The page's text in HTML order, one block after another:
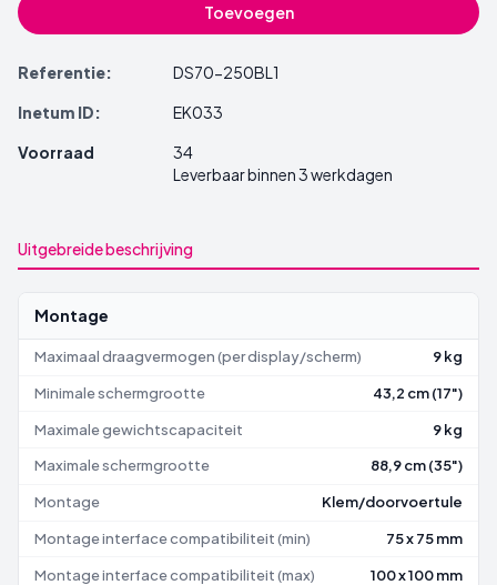
Toevoegen
Referentie:
DS70-250BL1
Inetum ID:
EK033
Voorraad
34
Leverbaar binnen 3 werkdagen
Uitgebreide beschrijving
Montage
Maximaal draagvermogen (per display/scherm) 9 kg
Minimale schermgrootte 43,2 cm (17")
Maximale gewichtscapaciteit 9 kg
Maximale schermgrootte 88,9 cm (35")
Montage Klem/doorvoertule
Montage interface compatibiliteit (min) 75 x 75 mm
Montage interface compatibiliteit (max) 100 x 100 mm